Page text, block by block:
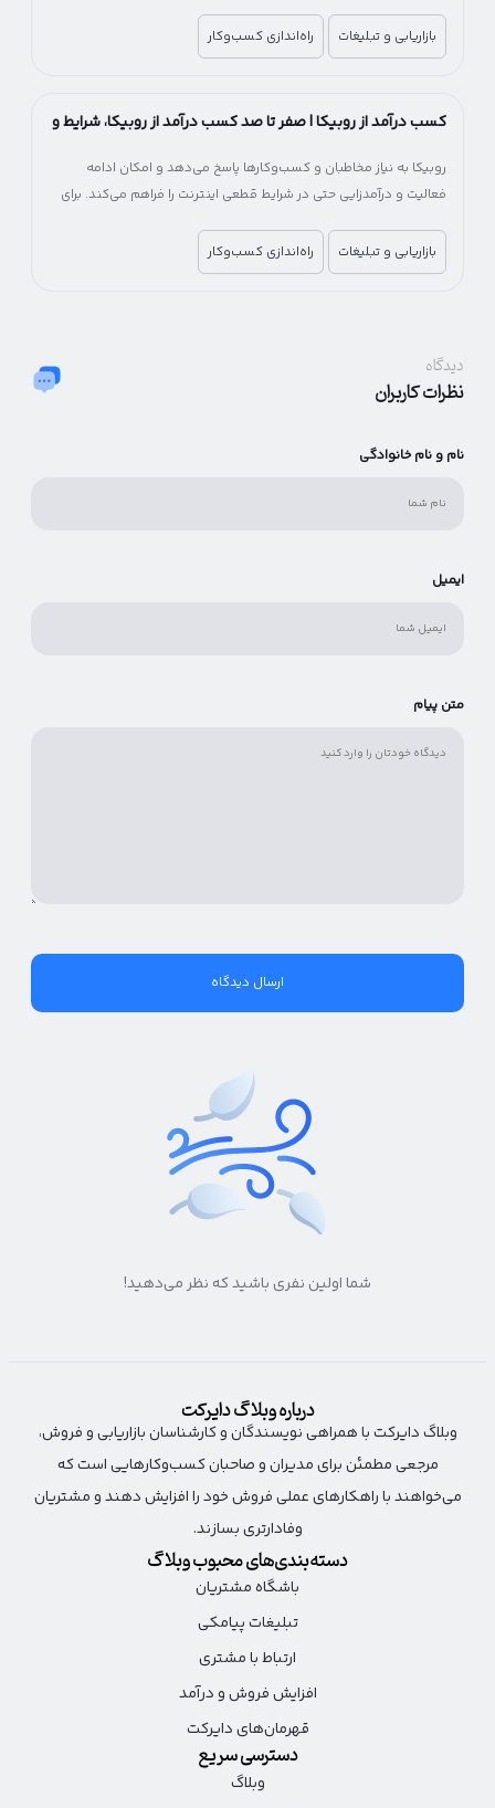
بازاریابی و تبلیغات
راه‌اندازی کسب‌وکار
کسب درآمد از روبیکا | صفر تا صد کسب درآمد از روبیکا، شرایط و
روبیکا به نیاز مخاطبان و کسب‌وکارها پاسخ می‌دهد و امکان ادامه
فعالیت و درآمدزایی حتی در شرایط قطعی اینترنت را فراهم می‌کند. برای
ارتباط با مشتریان خواهد بود.
بازاریابی و تبلیغات راه‌اندازی کسب‌وکار
دیدگاه
نظرات کاربران
شما اولین نفری باشید که نظر می‌دهید!
نام و نام خانوادگی
ایمیل
متن پیام
درباره وبلاگ دایرکت
وبلاگ دایرکت با همراهی نویسندگان و کارشناسان بازاریابی و فروش،
مرجعی مطمئن برای مدیران و صاحبان کسب‌وکارهایی است که
می‌خواهند با راهکارهای عملی فروش خود را افزایش دهند و مشتریان
وفادارتری بسازند.
دسته‌بندی‌های محبوب وبلاگ
باشگاه مشتریان
تبلیغات پیامکی
ارتباط با مشتری
افزایش فروش و درآمد
قهرمان‌های دایرکت
دسترسی سریع
وبلاگ